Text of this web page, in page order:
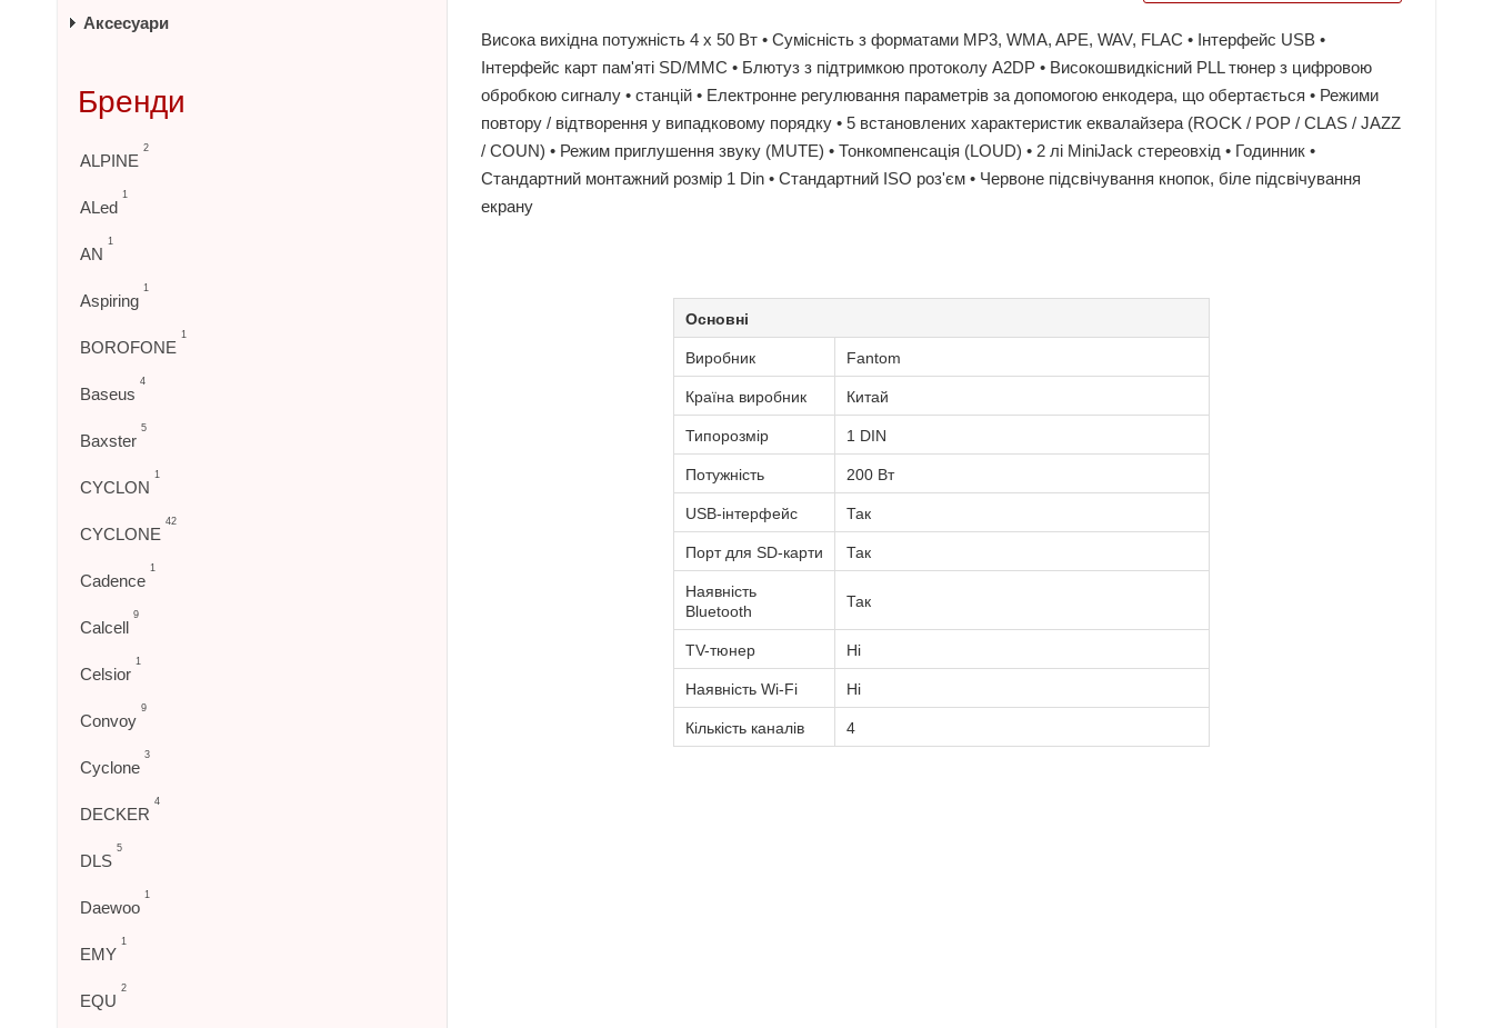
Висока вихідна потужність 4 х 50 Вт • Сумісність з форматами MP3, WMA, APE, WAV, FLAC • Інтерфейс USB •
Інтерфейс карт пам'яті SD/MMC • Блютуз з підтримкою протоколу A2DP • Високошвидкісний PLL тюнер з цифровою
обробкою сигналу • станцій • Електронне регулювання параметрів за допомогою енкодера, що обертається • Режими
повтору / відтворення у випадковому порядку • 5 встановлених характеристик еквалайзера (ROCK / POP / CLAS / JAZZ
/ COUN) • Режим приглушення звуку (MUTE) • Тонкомпенсація (LOUD) • 2 лі MiniJack стереовхід • Годинник •
Стандартний монтажний розмір 1 Din • Стандартний ISO роз'єм • Червоне підсвічування кнопок, біле підсвічування
екрану
Основні
Виробник Fantom
Країна виробник Китай
Типорозмір 1 DIN
Потужність 200 Вт
USB-інтерфейс Так
Порт для SD-карти Так
Наявність
Bluetooth
Так
TV-тюнер Ні
Наявність Wi-Fi Ні
Кількість каналів 4
Аксесуари
Бренди
ALPINE
2
ALed
1
AN
1
Aspiring
1
BOROFONE
1
Baseus
4
Baxster
5
CYCLON
1
CYCLONE
42
Cadence
1
Calcell
9
Celsior
1
Convoy
9
Cyclone
3
DECKER
4
DLS
5
Daewoo
1
EMY
1
EQU
2